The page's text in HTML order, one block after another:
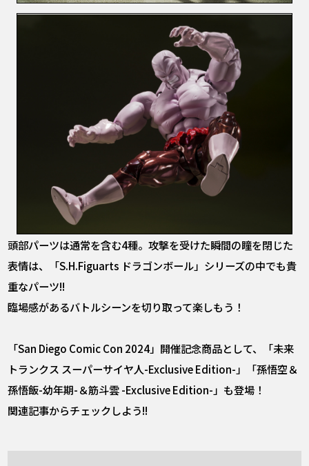
頭部パーツは通常を含む4種。攻撃を受けた瞬間の瞳を閉じた
表情は、「S.H.Figuarts ドラゴンボール」シリーズの中でも貴
重なパーツ!!
臨場感があるバトルシーンを切り取って楽しもう！
「San Diego Comic Con 2024」開催記念商品として、「未来
トランクス スーパーサイヤ人-Exclusive Edition-」「孫悟空＆
孫悟飯-幼年期-＆筋斗雲 -Exclusive Edition-」も登場！
関連記事からチェックしよう!!